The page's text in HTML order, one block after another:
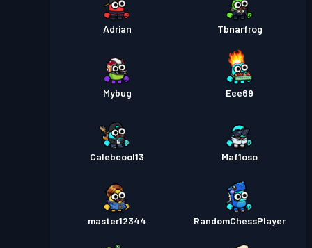
Adrian Tbnarfrog
Mybug Eee69
Calebcool13 Maf1oso
master12344 RandomChessPlayer